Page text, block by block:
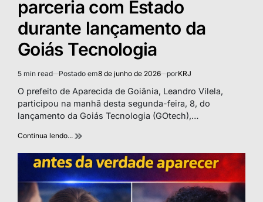
parceria com Estado
durante lançamento da
Goiás Tecnologia
Estimated
read
time
5 min read Postado em8 de junho de 2026 porKRJ
O prefeito de Aparecida de Goiânia, Leandro Vilela,
participou na manhã desta segunda-feira, 8, do
lançamento da Goiás Tecnologia (GOtech),…
Continua lendo...